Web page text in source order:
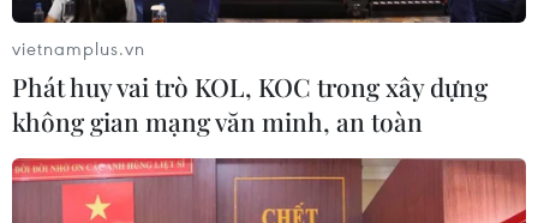
vietnamplus.vn
Phát huy vai trò KOL, KOC trong xây dựng
không gian mạng văn minh, an toàn